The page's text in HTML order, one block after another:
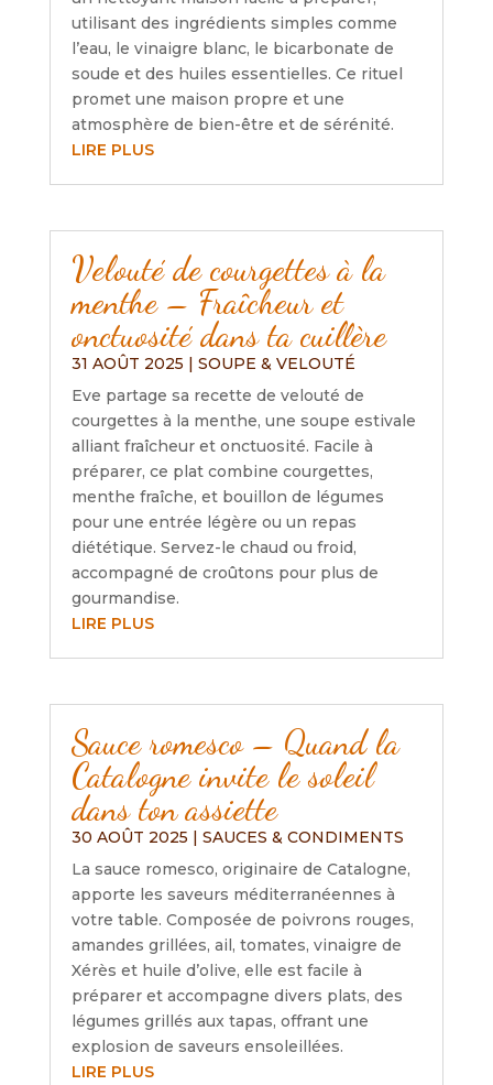
utilisant des ingrédients simples comme
l’eau, le vinaigre blanc, le bicarbonate de
soude et des huiles essentielles. Ce rituel
promet une maison propre et une
atmosphère de bien-être et de sérénité.
LIRE PLUS
Velouté de courgettes à la
menthe – Fraîcheur et
onctuosité dans ta cuillère
31 AOÛT 2025 | SOUPE & VELOUTÉ
Eve partage sa recette de velouté de
courgettes à la menthe, une soupe estivale
alliant fraîcheur et onctuosité. Facile à
préparer, ce plat combine courgettes,
menthe fraîche, et bouillon de légumes
pour une entrée légère ou un repas
diététique. Servez-le chaud ou froid,
accompagné de croûtons pour plus de
gourmandise.
LIRE PLUS
Sauce romesco – Quand la
Catalogne invite le soleil
dans ton assiette
30 AOÛT 2025
SAUCES & CONDIMENTS
La sauce romesco, originaire de Catalogne,
apporte les saveurs méditerranéennes à
votre table. Composée de poivrons rouges,
amandes grillées, ail, tomates, vinaigre de
Xérès et huile d’olive, elle est facile à
préparer et accompagne divers plats, des
légumes grillés aux tapas, offrant une
explosion de saveurs ensoleillées.
LIRE PLUS